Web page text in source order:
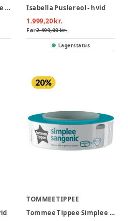
Tommee Tippee Simplee Sangenic Refill Bleposer 3-pak
Isabella Puslereol - hvid
1.999,20 kr.
Før2.499,00 kr.
Lagerstatus
TOMMEE TIPPEE
Tommee Tippee Simplee Sangenic Refill Blepose 1 stk